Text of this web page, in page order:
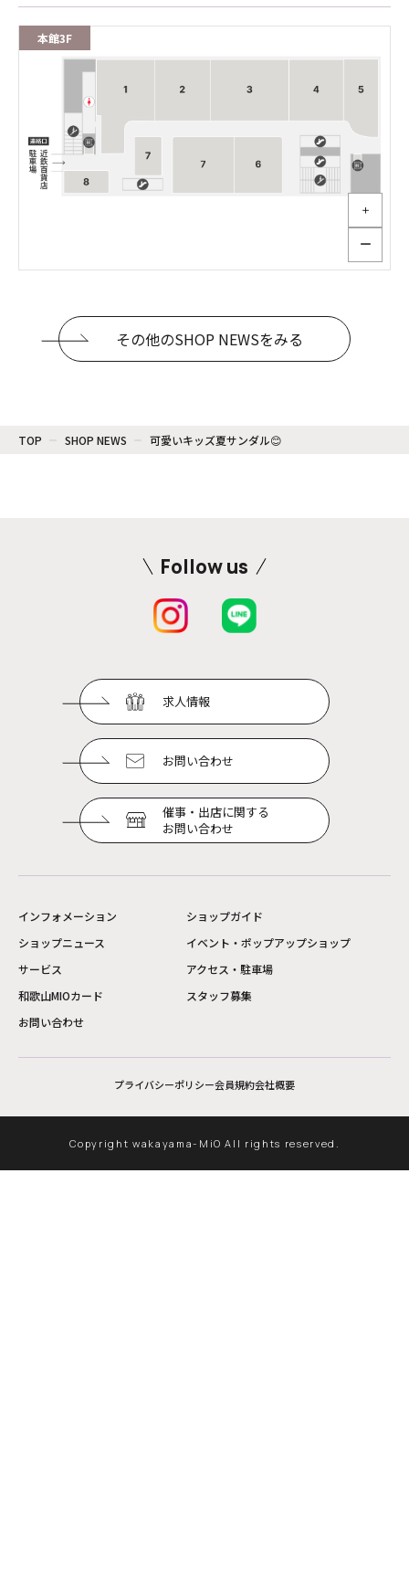
本館3F
＋
ー
その他のSHOP NEWSをみる
TOP SHOP NEWS 可愛いキッズ夏サンダル😊
Follow us
求人情報
お問い合わせ
催事・出店に関する
お問い合わせ
インフォメーション
ショップガイド
ショップニュース
イベント・ポップアップショップ
サービス
アクセス・駐車場
和歌山MIOカード
スタッフ募集
お問い合わせ
プライバシーポリシー会員規約会社概要
Copyright wakayama-MiO All rights reserved.